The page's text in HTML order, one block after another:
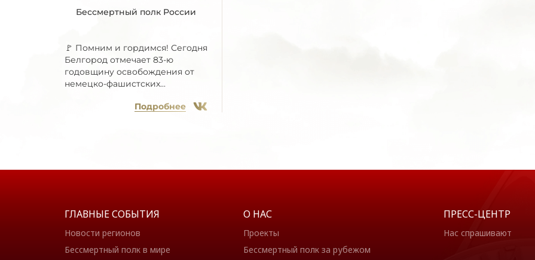
Бессмертный полк России
🚩 Помним и гордимся! Сегодня
Белгород отмечает 83-ю
годовщину освобождения от
немецко-фашистских...
Подробнее
ГЛАВНЫЕ СОБЫТИЯ
Новости регионов
Бессмертный полк в мире
О НАС
Проекты
Бессмертный полк за рубежом
ПРЕСС-ЦЕНТР
Нас спрашивают